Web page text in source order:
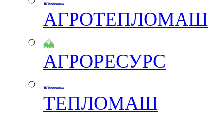
АГРОТЕПЛОМАШ
АГРОРЕСУРС
ТЕПЛОМАШ